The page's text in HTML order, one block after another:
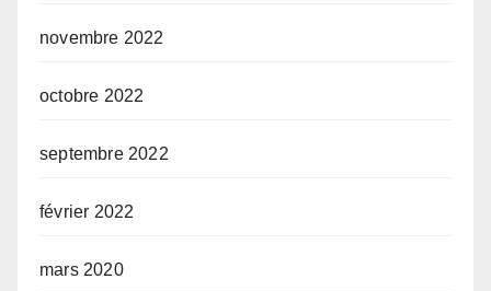
novembre 2022
octobre 2022
septembre 2022
février 2022
mars 2020